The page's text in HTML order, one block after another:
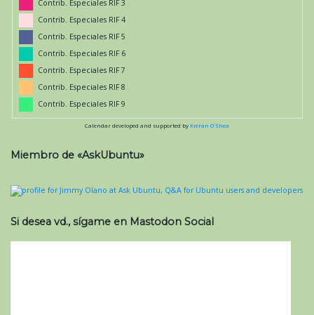
Contrib. Especiales RIF 3
Contrib. Especiales RIF 4
Contrib. Especiales RIF 5
Contrib. Especiales RIF 6
Contrib. Especiales RIF 7
Contrib. Especiales RIF 8
Contrib. Especiales RIF 9
Calendar developed and supported by Kieran O'Shea
Miembro de «AskUbuntu»
Si desea vd., sígame en Mastodon Social